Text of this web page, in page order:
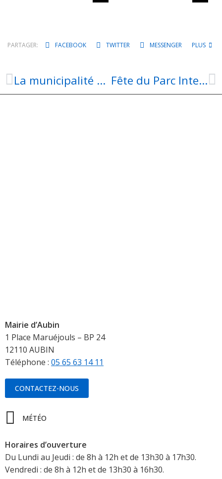
PARTAGER: FACEBOOK TWITTER MESSENGER PLUS
La municipalité d’Aubin exprime son profond soutien suite au passage cyclone « Chido » à Mayotte. Fête du Parc Intercommunal : Appel à candidature
Mairie d’Aubin
1 Place Maruéjouls – BP 24
12110 AUBIN
Téléphone : 05 65 63 14 11
CONTACTEZ-NOUS
MÉTÉO
Horaires d’ouverture
Du Lundi au Jeudi : de 8h à 12h et de 13h30 à 17h30.
Vendredi : de 8h à 12h et de 13h30 à 16h30.